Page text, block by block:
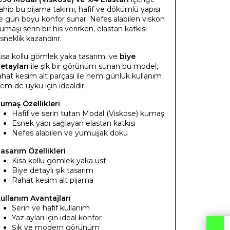
bu pijama takımı, hafif ve dökümlü yapısı
gün boyu konfor sunar. Nefes alabilen viskon
serin bir his verirken, elastan katkısı
kazandırır.
kollu gömlek yaka tasarımı ve biye
ile şık bir görünüm sunan bu model,
kesim alt parçası ile hem günlük kullanım
de uyku için idealdir.
Özellikleri
Hafif ve serin tutan Modal (Viskose) kumaş
Esnek yapı sağlayan elastan katkısı
Nefes alabilen ve yumuşak doku
Özellikleri
Kısa kollu gömlek yaka üst
Biye detaylı şık tasarım
Rahat kesim alt pijama
Avantajları
Serin ve hafif kullanım
Yaz ayları için ideal konfor
Şık ve modern görünüm